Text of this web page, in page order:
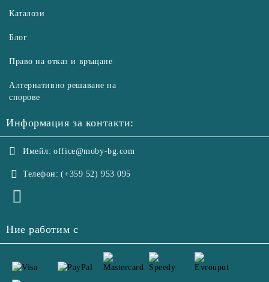
Каталози
Блог
Право на отказ и връщане
Алтернативно решаване на
спорове
Информация за контакти:
Имейл: office@moby-bg.com
Телефон: (+359 52) 953 095
Ние работим с